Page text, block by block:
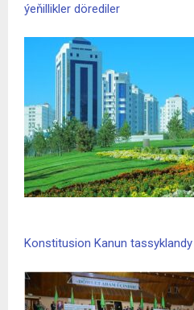
ýeňillikler dörediler
Konstitusion Kanun